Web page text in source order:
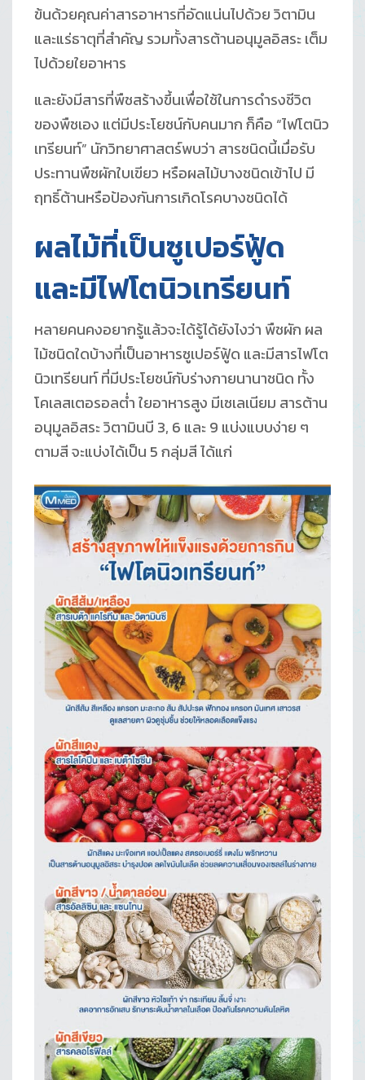
ข้นด้วยคุณค่าสารอาหารที่อัดแน่นไปด้วย วิตามิน
และแร่ธาตุที่สำคัญ รวมทั้งสารต้านอนุมูลอิสระ เต็ม
ไปด้วยใยอาหาร
และยังมีสารที่พืชสร้างขึ้นเพื่อใช้ในการดำรงชีวิต
ของพืชเอง แต่มีประโยชน์กับคนมาก ก็คือ “ไฟโตนิว
เทรียนท์” นักวิทยาศาสตร์พบว่า สารชนิดนี้เมื่อรับ
ประทานพืชผักใบเขียว หรือผลไม้บางชนิดเข้าไป มี
ฤทธิ์ต้านหรือป้องกันการเกิดโรคบางชนิดได้
ผลไม้ที่เป็นซูเปอร์ฟู้ด
และมีไฟโตนิวเทรียนท์
หลายคนคงอยากรู้แล้วจะได้รู้ได้ยังไงว่า พืชผัก ผล
ไม้ชนิดใดบ้างที่เป็นอาหารซูเปอร์ฟู้ด และมีสารไฟโต
นิวเทรียนท์ ที่มีประโยชน์กับร่างกายนานาชนิด ทั้ง
โคเลสเตอรอลต่ำ ใยอาหารสูง มีเซเลเนียม สารต้าน
อนุมูลอิสระ วิตามินบี 3, 6 และ 9 แบ่งแบบง่าย ๆ
ตามสี จะแบ่งได้เป็น 5 กลุ่มสี ได้แก่